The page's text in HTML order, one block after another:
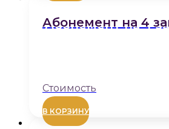
Абонемент на 4
В КОРЗИНУ